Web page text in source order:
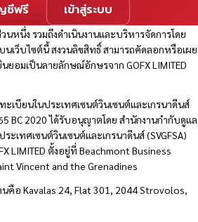
ชีฟรี เข้าสู่ระบบ
นหนึ่ง รวมถึงดำเนินงานและบริหารจัดการโดย
นเว็บไซต์นี้ สงวนลิขสิทธิ์ สามารถคัดลอกหรือเผย
ยอมเป็นลายลักษณ์อักษรจาก GOFX LIMITED
ะเบียนในประเทศเซนต์วินเซนต์และเกรนาดีนส์
BC 2020 ได้รับอนุญาตโดย สำนักงานกำกับดูแล
ะเทศเซนต์วินเซนต์และเกรนาดีนส์ (SVGFSA)
LIMITED ตั้งอยู่ที่ Beachmont Business
Vincent and the Grenadines
นคือ Kavalas 24, Flat 301, 2044 Strovolos,